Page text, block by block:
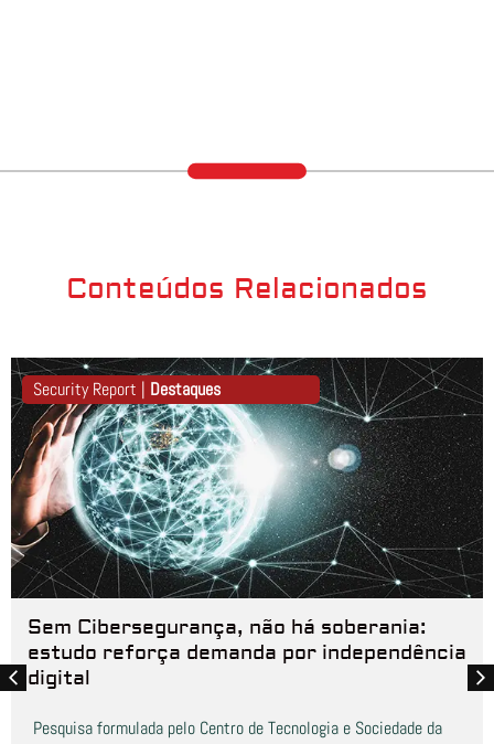
Conteúdos Relacionados
Security Report | Destaques
Sem Cibersegurança, não há soberania:
estudo reforça demanda por independência
digital
Pesquisa formulada pelo Centro de Tecnologia e Sociedade da